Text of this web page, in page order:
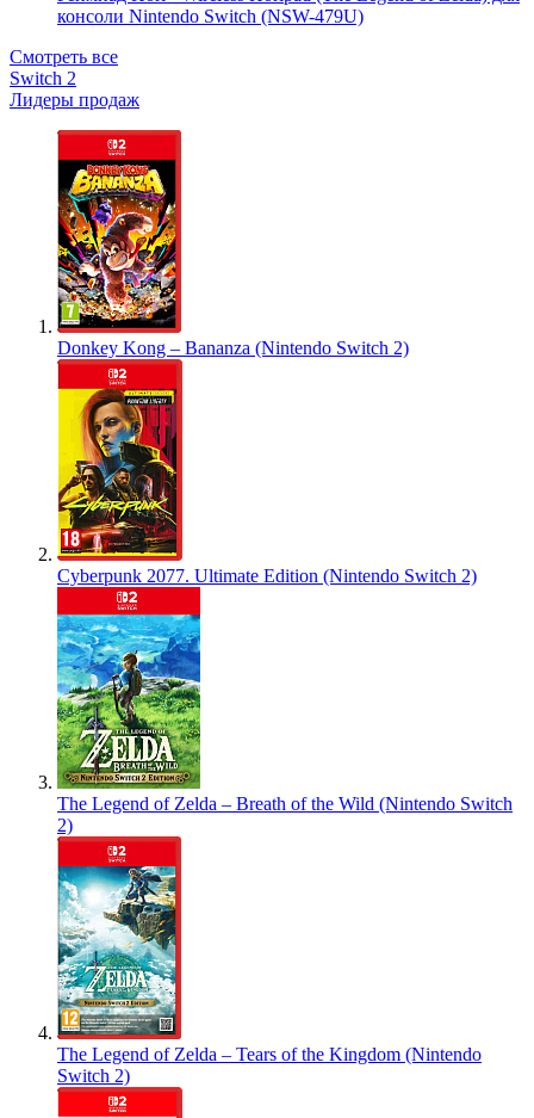
консоли Nintendo Switch (NSW-479U)
Смотреть все
Switch 2
Лидеры продаж
Donkey Kong – Bananza (Nintendo Switch 2)
Cyberpunk 2077. Ultimate Edition (Nintendo Switch 2)
The Legend of Zelda – Breath of the Wild (Nintendo Switch
2)
The Legend of Zelda – Tears of the Kingdom (Nintendo
Switch 2)